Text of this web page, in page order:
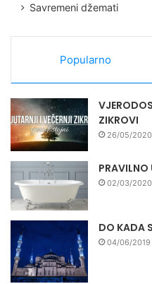
Savremeni džemati
Popularno
ZIKROVI
26/05/2020
02/03/2020
DO KADA
04/06/2019